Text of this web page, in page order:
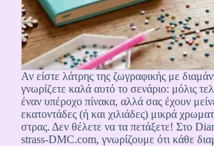
Αν είστε λάτρης της ζωγραφικής με
γνωρίζετε καλά αυτό το σενάριο: μόλις
έναν υπέροχο πίνακα, αλλά σας έχουν
εκατοντάδες (ή και χιλιάδες) μικρά
στρας. Δεν θέλετε να τα πετάξετε! Στο
strass-DMC.com, γνωρίζουμε ότι κάθε